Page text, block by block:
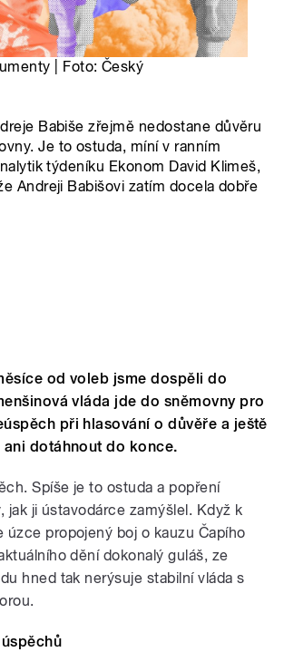
| Foto: Český
Babiše zřejmě nedostane důvěru
Je to ostuda, míní v ranním
týdeníku Ekonom David Klimeš,
Andreji Babišovi zatím docela dobře
od voleb jsme dospěli do
vláda jde do sněmovny pro
při hlasování o důvěře a ještě
dotáhnout do konce.
Spíše je to ostuda a popření
jak ji ústavodárce zamýšlel. Když k
propojený boj o kauzu Čapího
dění dokonalý guláš, ze
hned tak nerýsuje stabilní vláda s